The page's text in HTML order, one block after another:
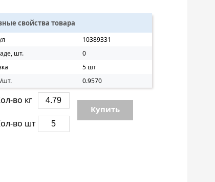
свойства товара
10389331
шт.
0
5 шт
шт.
0.9570
во кг
во шт
Купить